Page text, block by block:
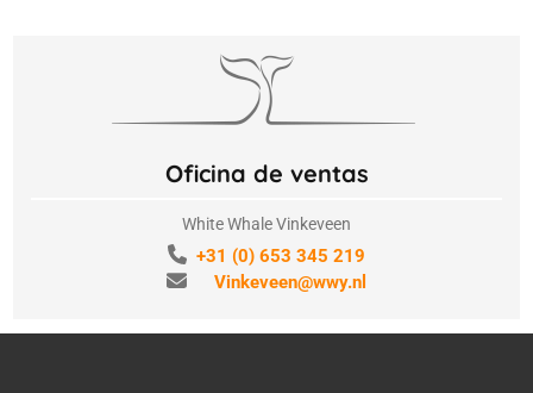
Oficina de ventas
White Whale Vinkeveen
+31 (0) 653 345 219
Vinkeveen@wwy.nl